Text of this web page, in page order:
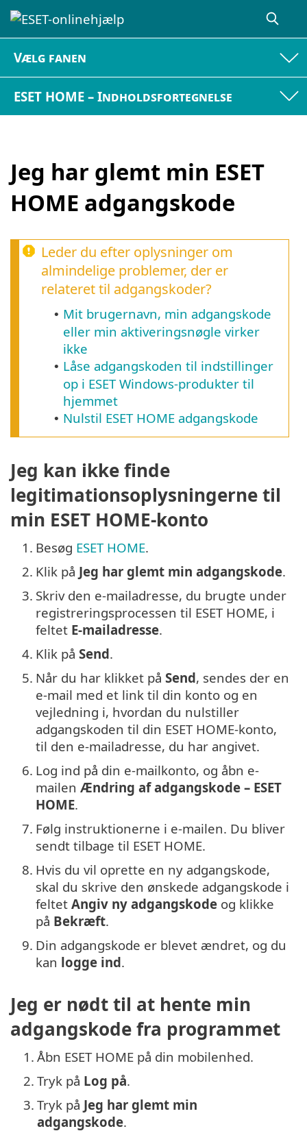
Vælg fanen
ESET HOME – Indholdsfortegnelse
Jeg har glemt min ESET
HOME adgangskode
Leder du efter oplysninger om
almindelige problemer, der er
relateret til adgangskoder?
• Mit brugernavn, min adgangskode
eller min aktiveringsnøgle virker
ikke
• Låse adgangskoden til indstillinger
op i ESET Windows-produkter til
hjemmet
• Nulstil ESET HOME adgangskode
Jeg kan ikke finde
legitimationsoplysningerne til
min ESET HOME-konto
1. Besøg ESET HOME.
2. Klik på Jeg har glemt min adgangskode.
3. Skriv den e-mailadresse, du brugte under
registreringsprocessen til ESET HOME, i
feltet E-mailadresse.
4. Klik på Send.
5. Når du har klikket på Send, sendes der en
e-mail med et link til din konto og en
vejledning i, hvordan du nulstiller
adgangskoden til din ESET HOME-konto,
til den e-mailadresse, du har angivet.
6. Log ind på din e-mailkonto, og åbn e-
mailen Ændring af adgangskode – ESET
HOME.
7. Følg instruktionerne i e-mailen. Du bliver
sendt tilbage til ESET HOME.
8. Hvis du vil oprette en ny adgangskode,
skal du skrive den ønskede adgangskode i
feltet Angiv ny adgangskode og klikke
på Bekræft.
9. Din adgangskode er blevet ændret, og du
kan logge ind.
Jeg er nødt til at hente min
adgangskode fra programmet
1. Åbn ESET HOME på din mobilenhed.
2. Tryk på Log på.
3. Tryk på Jeg har glemt min
adgangskode.